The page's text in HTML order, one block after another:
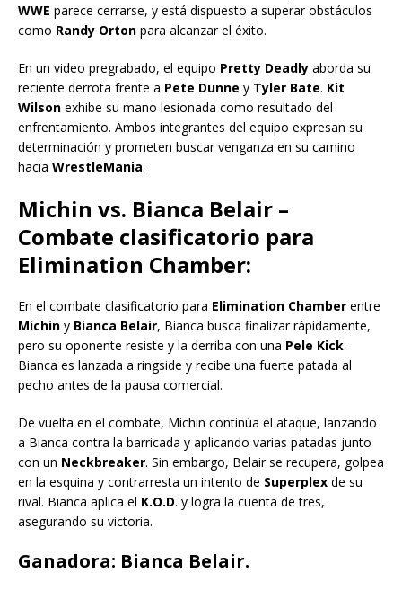
WWE parece cerrarse, y está dispuesto a superar obstáculos
como Randy Orton para alcanzar el éxito.
En un video pregrabado, el equipo Pretty Deadly aborda su
reciente derrota frente a Pete Dunne y Tyler Bate. Kit
Wilson exhibe su mano lesionada como resultado del
enfrentamiento. Ambos integrantes del equipo expresan su
determinación y prometen buscar venganza en su camino
hacia WrestleMania.
Michin vs. Bianca Belair –
Combate clasificatorio para
Elimination Chamber:
En el combate clasificatorio para Elimination Chamber entre
Michin y Bianca Belair, Bianca busca finalizar rápidamente,
pero su oponente resiste y la derriba con una Pele Kick.
Bianca es lanzada a ringside y recibe una fuerte patada al
pecho antes de la pausa comercial.
De vuelta en el combate, Michin continúa el ataque, lanzando
a Bianca contra la barricada y aplicando varias patadas junto
con un Neckbreaker. Sin embargo, Belair se recupera, golpea
en la esquina y contrarresta un intento de Superplex de su
rival. Bianca aplica el K.O.D. y logra la cuenta de tres,
asegurando su victoria.
Ganadora: Bianca Belair.